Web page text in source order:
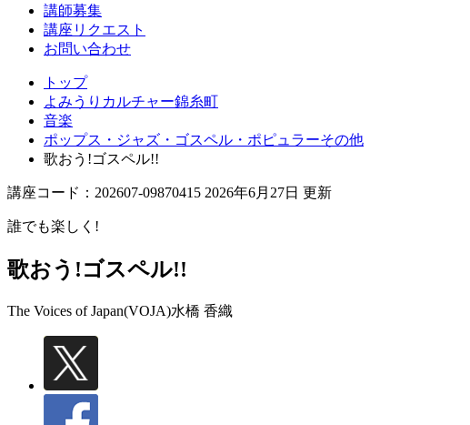
講師募集
講座リクエスト
お問い合わせ
トップ
よみうりカルチャー錦糸町
音楽
ポップス・ジャズ・ゴスペル・ポピュラーその他
歌おう!ゴスペル!!
講座コード：202607-09870415 2026年6月27日 更新
誰でも楽しく!
歌おう!ゴスペル!!
The Voices of Japan(VOJA)水橋 香織